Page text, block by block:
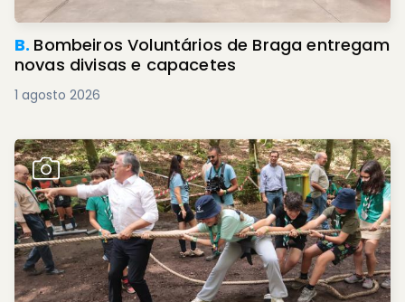
B. Bombeiros Voluntários de Braga entregam
novas divisas e capacetes
1 agosto 2026